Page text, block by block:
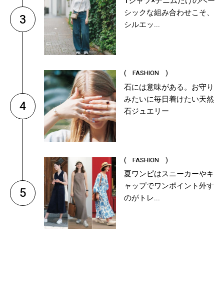
3
シックな組み合わせこそ、
シルエッ...
4
( FASHION )
石には意味がある。お守り
みたいに毎日着けたい天然
石ジュエリー
5
( FASHION )
夏ワンピはスニーカーやキ
ャップでワンポイント外す
のがトレ...